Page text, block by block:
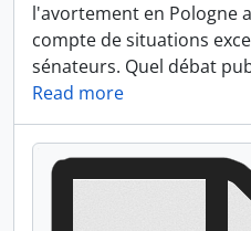
l'avortement en Pologne
compte de situations
sénateurs. Quel débat
Read more